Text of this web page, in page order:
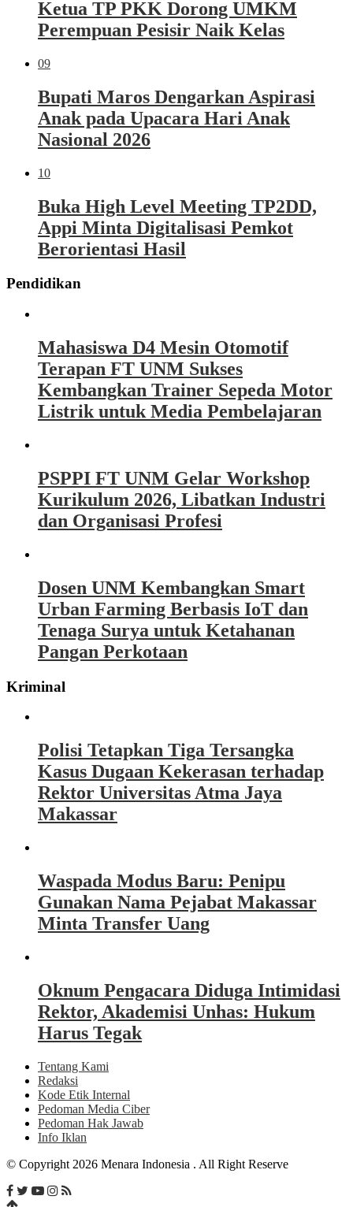
Ketua TP PKK Dorong UMKM
Perempuan Pesisir Naik Kelas
09
Bupati Maros Dengarkan Aspirasi
Anak pada Upacara Hari Anak
Nasional 2026
10
Buka High Level Meeting TP2DD,
Appi Minta Digitalisasi Pemkot
Berorientasi Hasil
Pendidikan
Mahasiswa D4 Mesin Otomotif
Terapan FT UNM Sukses
Kembangkan Trainer Sepeda Motor
Listrik untuk Media Pembelajaran
PSPPI FT UNM Gelar Workshop
Kurikulum 2026, Libatkan Industri
dan Organisasi Profesi
Dosen UNM Kembangkan Smart
Urban Farming Berbasis IoT dan
Tenaga Surya untuk Ketahanan
Pangan Perkotaan
Kriminal
Polisi Tetapkan Tiga Tersangka
Kasus Dugaan Kekerasan terhadap
Rektor Universitas Atma Jaya
Makassar
Waspada Modus Baru: Penipu
Gunakan Nama Pejabat Makassar
Minta Transfer Uang
Oknum Pengacara Diduga Intimidasi
Rektor, Akademisi Unhas: Hukum
Harus Tegak
Tentang Kami
Redaksi
Kode Etik Internal
Pedoman Media Ciber
Pedoman Hak Jawab
Info Iklan
© Copyright 2026 Menara Indonesia . All Right Reserve